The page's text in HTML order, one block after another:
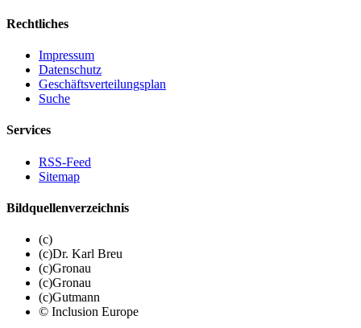
Rechtliches
Impressum
Datenschutz
Geschäftsverteilungsplan
Suche
Services
RSS-Feed
Sitemap
Bildquellenverzeichnis
(c)
(c)Dr. Karl Breu
(c)Gronau
(c)Gronau
(c)Gutmann
© Inclusion Europe